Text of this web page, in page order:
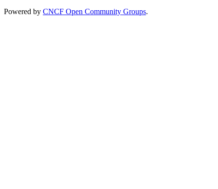
Powered by CNCF Open Community Groups.